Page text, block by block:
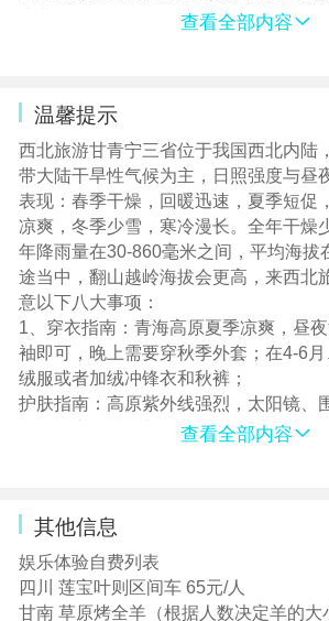
一到旺季常常出现一房难求的状况，虽
般，但是旺季的酒店价格并不便宜，可
20日以及五一、十一黄金周不接受酒店
求），如您想以外网披露为准，需要尽
足的操作时间，我们会尽可能为您挑选
尽可能安排您入住外网披露的酒店！
9.行程中所列酒店均为可安排参考酒店
分，随机安排入住行程所列参考酒店。
季放假酒店不开业、旺季房满等其他原
店无法正常入住，将安排不低于原档次
10.每年7-9月及国庆期间，莫高窟售票
保证预约正常票。如您指定预约莫高窟
月订购或下单前咨询客服相应的班期是
约！
11.在旅游旺季或者其他一些特殊情况下
程游览不受影响，行程的出发时间可能
解！
12.西北地区由于地域辽阔，景点之间车
不在正常的吃饭时间点，建议大家每天
上，以备不时之需。
查看全部内容
温馨提示
西北旅游甘青宁三省位于我国西北内陆
带大陆干旱性气候为主，日照强度与昼
表现：春季干燥，回暖迅速，夏季短促
凉爽，冬季少雪，寒冷漫长。全年干燥
年降雨量在30-860毫米之间，平均海拔
途当中，翻山越岭海拔会更高，来西北
意以下八大事项：
1、穿衣指南：青海高原夏季凉爽，昼
袖即可，晚上需要穿秋季外套；在4-6
绒服或者加绒冲锋衣和秋裤；
护肤指南：高原紫外线强烈，太阳镜、
肤霜、润唇膏等都是必备用品；
情或年龄在60岁以上者，为了您的身体
轻的家人陪同，请旅友根据自身的身体
强，带足御寒衣物，水壶、墨镜太阳帽
晒油品以做外出护肤之用，对可能出现
查看全部内容
其他信息
娱乐体验自费列表
四川 莲宝叶则区间车 65元/人
甘南 草原烤全羊（根据人数决定羊的大